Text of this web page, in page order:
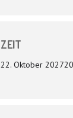
ZEIT
22. Oktober 2027